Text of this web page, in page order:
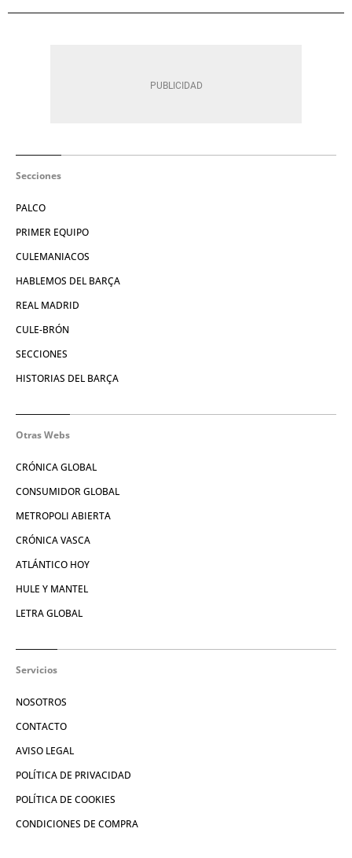
Secciones
PALCO
PRIMER EQUIPO
CULEMANIACOS
HABLEMOS DEL BARÇA
REAL MADRID
CULE-BRÓN
SECCIONES
HISTORIAS DEL BARÇA
Otras Webs
CRÓNICA GLOBAL
CONSUMIDOR GLOBAL
METROPOLI ABIERTA
CRÓNICA VASCA
ATLÁNTICO HOY
HULE Y MANTEL
LETRA GLOBAL
Servicios
NOSOTROS
CONTACTO
AVISO LEGAL
POLÍTICA DE PRIVACIDAD
POLÍTICA DE COOKIES
CONDICIONES DE COMPRA